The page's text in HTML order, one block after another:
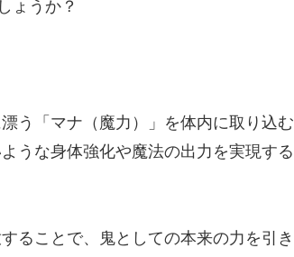
ょうか？
う「マナ（魔力）」を体内に取り込む
うな身体強化や魔法の出力を実現する
ることで、鬼としての本来の力を引き